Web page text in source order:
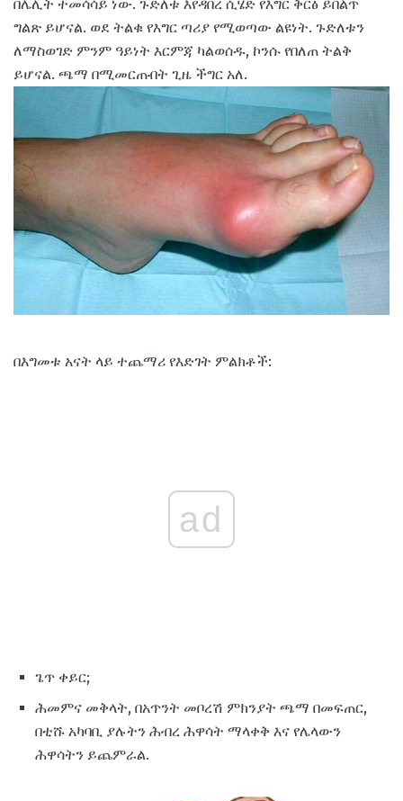
በሌሊት ተመሳሳይ ነው. ጉድለቱ እየዳበረ ሲሄድ የእግር ቅርፅ ይበልጥ
ግልጽ ይሆናል. ወደ ትልቁ የእግር ጣሪያ የሚወጣው ልዩነት. ጉድለቱን
ለማስወገድ ምንም ዓይነት እርምጃ ካልወሰዱ, ኮንሱ የበለጠ ትልቅ
ይሆናል. ጫማ በሚመርጡበት ጊዜ ችግር አለ.
በእግመቱ አናት ላይ ተጨማሪ የእድገት ምልክቶች:
ad
ጌጥ ቀይር;
ሕመምና መቅላት, በአጥንት መቦረሽ ምክንያት ጫማ በመፍጠር,
በቲሹ አካባቢ ያሉትን ሕብረ ሕዋሳት ማላቀቅ እና የሌላውን
ሕዋሳትን ይጨምራል.